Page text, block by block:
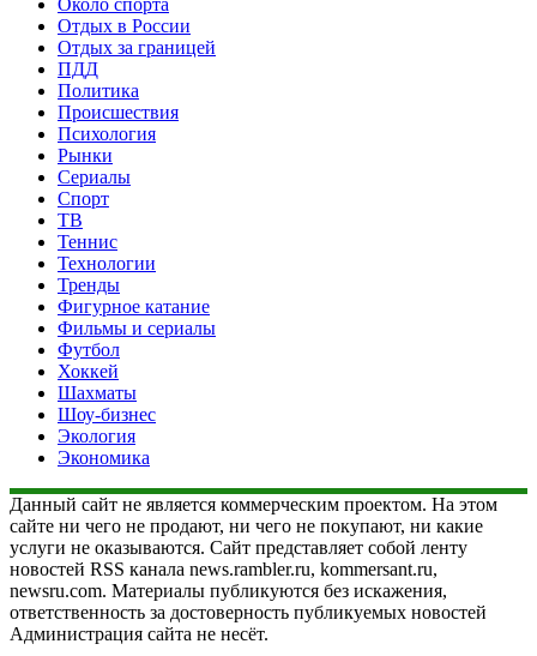
Отдых в России
Отдых за границей
ПДД
Политика
Происшествия
Психология
Рынки
Сериалы
Спорт
ТВ
Теннис
Технологии
Тренды
Фигурное катание
Фильмы и сериалы
Футбол
Хоккей
Шахматы
Шоу-бизнес
Экология
Экономика
Данный сайт не является коммерческим проектом. На этом
сайте ни чего не продают, ни чего не покупают, ни какие
услуги не оказываются. Сайт представляет собой ленту
новостей RSS канала news.rambler.ru, kommersant.ru,
newsru.com. Материалы публикуются без искажения,
ответственность за достоверность публикуемых новостей
Администрация сайта не несёт.